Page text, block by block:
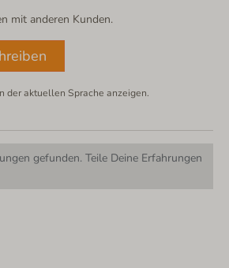
mit anderen Kunden.
der aktuellen Sprache anzeigen.
gefunden. Teile Deine Erfahrungen